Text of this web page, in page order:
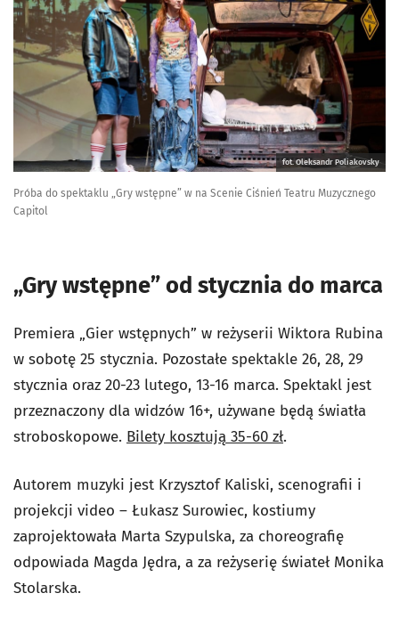
fot. Oleksandr Poliakovsky
Próba do spektaklu „Gry wstępne” w na Scenie Ciśnień Teatru Muzycznego
Capitol
„Gry wstępne” od stycznia do marca
Premiera „Gier wstępnych” w reżyserii Wiktora Rubina
w sobotę 25 stycznia. Pozostałe spektakle 26, 28, 29
stycznia oraz 20-23 lutego, 13-16 marca. Spektakl jest
przeznaczony dla widzów 16+, używane będą światła
stroboskopowe. Bilety kosztują 35-60 zł.
Autorem muzyki jest Krzysztof Kaliski, scenografii i
projekcji video – Łukasz Surowiec, kostiumy
zaprojektowała Marta Szypulska, za choreografię
odpowiada Magda Jędra, a za reżyserię świateł Monika
Stolarska.